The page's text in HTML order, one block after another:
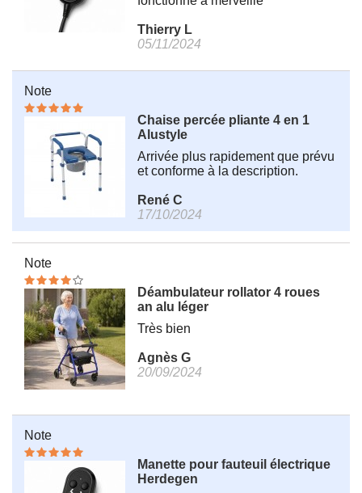
Thierry L
05/11/2024
Note
Chaise percée pliante 4 en 1
Alustyle
Arrivée plus rapidement que prévu
et conforme à la description.
René C
17/10/2024
Note
Déambulateur rollator 4 roues
an alu léger
Très bien
Agnès G
20/09/2024
Note
Manette pour fauteuil électrique
Herdegen